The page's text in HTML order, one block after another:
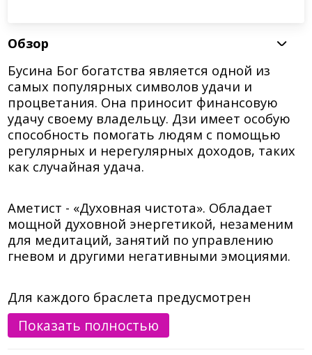
Обзор
Бусина Бог богатства является одной из
самых популярных символов удачи и
процветания. Она приносит финансовую
удачу своему владельцу. Дзи имеет особую
способность помогать людям с помощью
регулярных и нерегулярных доходов, таких
как случайная удача.
Аметист - «Духовная чистота». Обладает
мощной духовной энергетикой, незаменим
для медитаций, занятий по управлению
гневом и другими негативными эмоциями.
Для каждого браслета предусмотрен
бархатный мешочек с логотипом DZI4U.
Показать полностью